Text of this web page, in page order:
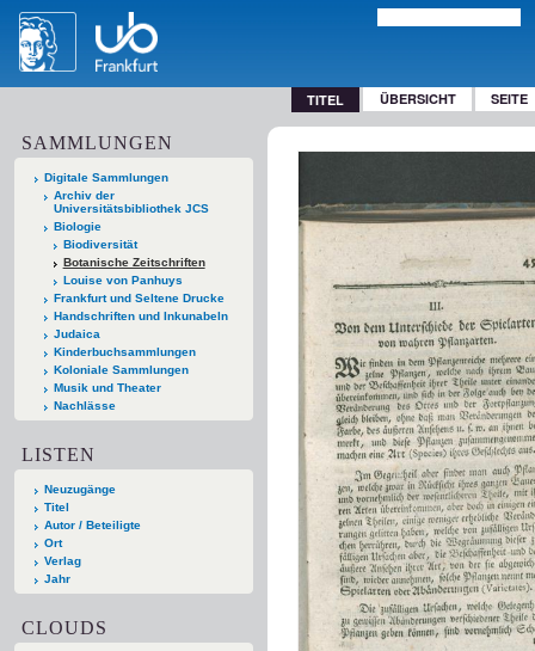
TITEL ÜBERSICHT SEITE
SAMMLUNGEN
Digitale Sammlungen
Archiv der
Universitätsbibliothek JCS
Biologie
Biodiversität
Botanische Zeitschriften
Louise von Panhuys
Frankfurt und Seltene Drucke
Handschriften und Inkunabeln
Judaica
Kinderbuchsammlungen
Koloniale Sammlungen
Musik und Theater
Nachlässe
LISTEN
Neuzugänge
Titel
Autor / Beteiligte
Ort
Verlag
Jahr
CLOUDS